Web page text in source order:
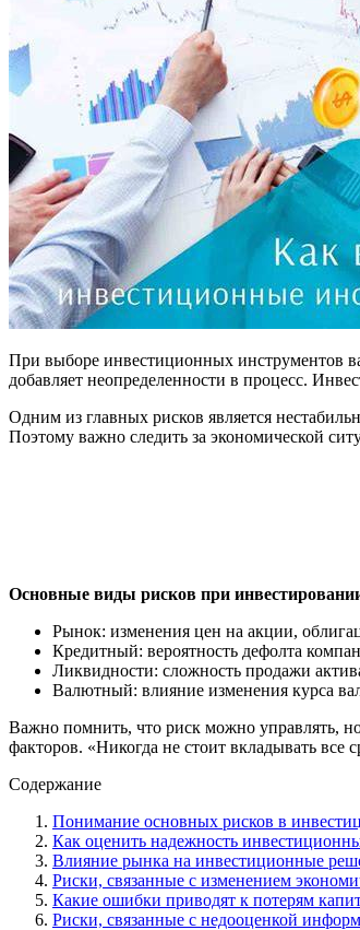
При выборе инвестиционных инструментов
добавляет неопределенности в процесс.
Одним из главных рисков является
Поэтому важно следить за экономической
Основные виды рисков при
Рынок: изменения цен на акции,
Кредитный: вероятность дефолта
Ликвидности: сложность продажи
Валютный: влияние изменения курса
Важно помнить, что риск можно управлять,
факторов. «Никогда не стоит вкладывать все
Содержание
Понимание основных рисков в
Как оценить надежность
Влияние рынка на инвестиционные
Риски, связанные с изменением
Какие ошибки приводят к потерям
Риски, связанные с недооценкой